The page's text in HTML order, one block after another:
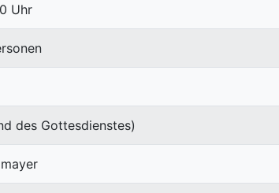
Uhr
des Gottesdienstes)